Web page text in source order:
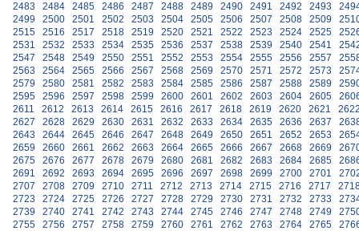
2483
2484 2485 2486 2487 2488 2489 2490 2491 2492 2493
2499
2500 2501 2502 2503 2504 2505 2506 2507 2508 2509
2515
2516 2517 2518 2519 2520 2521 2522 2523 2524 2525
2531
2532 2533 2534 2535 2536 2537 2538 2539 2540 2541
2547
2548 2549 2550 2551 2552 2553 2554 2555 2556 2557
2563
2564 2565 2566 2567 2568 2569 2570 2571 2572 2573
2579
2580 2581 2582 2583 2584 2585 2586 2587 2588 2589
2595
2596 2597 2598 2599 2600 2601 2602 2603 2604 2605
2611
2612 2613 2614 2615 2616 2617 2618 2619 2620 2621
2627
2628 2629 2630 2631 2632 2633 2634 2635 2636 2637
2643
2644 2645 2646 2647 2648 2649 2650 2651 2652 2653
2659
2660 2661 2662 2663 2664 2665 2666 2667 2668 2669
2675
2676 2677 2678 2679 2680 2681 2682 2683 2684 2685
2691
2692 2693 2694 2695 2696 2697 2698 2699 2700 2701
2707
2708 2709 2710 2711 2712 2713 2714 2715 2716 2717
2723
2724 2725 2726 2727 2728 2729 2730 2731 2732 2733
2739
2740 2741 2742 2743 2744 2745 2746 2747 2748 2749
2755
2756 2757 2758 2759 2760 2761 2762 2763 2764 2765